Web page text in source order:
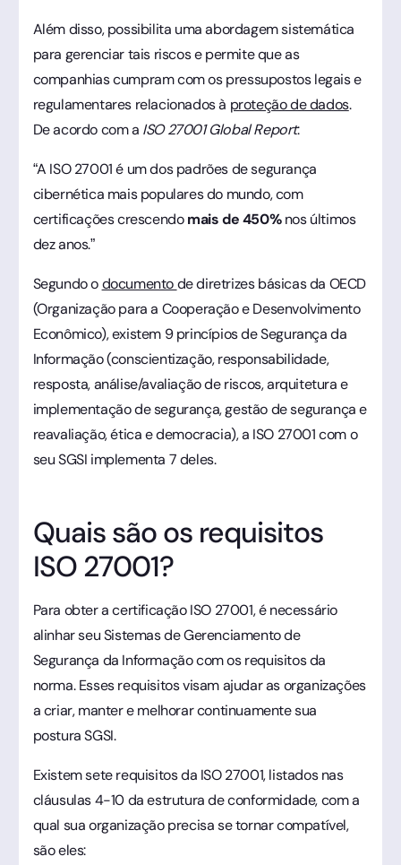
Além disso, possibilita uma abordagem sistemática
para gerenciar tais riscos e permite que as
companhias cumpram com os pressupostos legais e
regulamentares relacionados à proteção de dados.
De acordo com a ISO 27001 Global Report:
“A ISO 27001 é um dos padrões de segurança
cibernética mais populares do mundo, com
certificações crescendomais de 450%nos últimos
dez anos.”
Segundo odocumentode diretrizes básicas da OECD
(Organização para a Cooperação e Desenvolvimento
Econômico), existem 9 princípios de Segurança da
Informação (conscientização, responsabilidade,
resposta, análise/avaliação de riscos, arquitetura e
implementação de segurança, gestão de segurança e
reavaliação, ética e democracia), a ISO 27001 com o
seu SGSI implementa 7 deles.
Quais são os requisitos
ISO 27001?
Para obter a certificação ISO 27001, é necessário
alinhar seu Sistemas de Gerenciamento de
Segurança da Informação com os requisitos da
norma. Esses requisitos visam ajudar as organizações
a criar, manter e melhorar continuamente sua
postura SGSI.
Existem sete requisitos da ISO 27001, listados nas
cláusulas 4-10 da estrutura de conformidade, com a
qual sua organização precisa se tornar compatível,
são eles: